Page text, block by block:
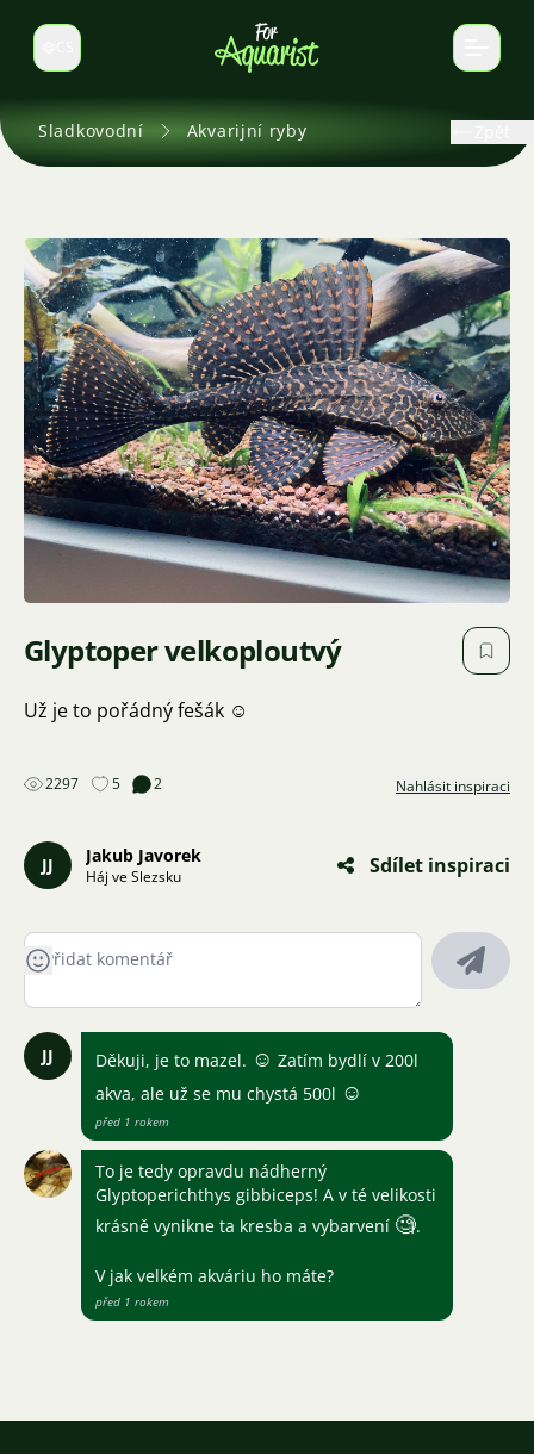
Select language
Sladkovodní Akvarijní ryby
Glyptoper velkoploutvý
Už je to pořádný fešák ☺️
2297 5 2 Nahlásit inspiraci
JJ Jakub Javorek
Háj ve Slezsku Sdílet inspiraci
JJ Děkuji, je to mazel. ☺ Zatím bydlí v 200l
akva, ale už se mu chystá 500l ☺
před 1 rokem
To je tedy opravdu nádherný
Glyptoperichthys gibbiceps! A v té velikosti
krásně vynikne ta kresba a vybarvení 🧐.
V jak velkém akváriu ho máte?
před 1 rokem